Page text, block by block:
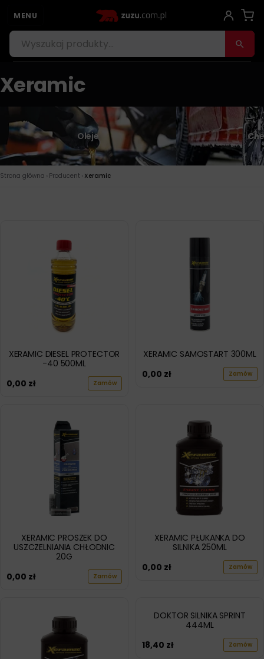
MENU
Xeramic
Oleje
Strona główna › Producent › Xeramic
XERAMIC DIESEL PROTECTOR
-40 500ML
0,00 zł Zamów
XERAMIC SAMOSTART 300ML
0,00 zł Zamów
XERAMIC PROSZEK DO
USZCZELNIANIA CHŁODNIC
20G
0,00 zł Zamów
XERAMIC PŁUKANKA DO
SILNIKA 250ML
0,00 zł Zamów
DOKTOR SILNIKA SPRINT
444ML
18,40 zł Zamów